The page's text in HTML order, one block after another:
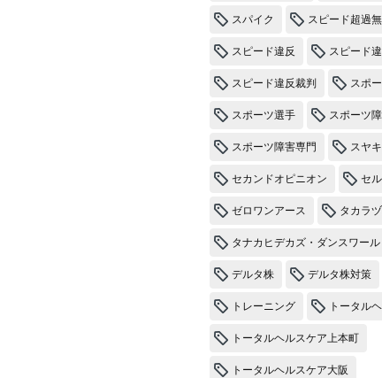
スパイク スピード超過
スピード違反 スピード
スピード違反裁判 スポ
スポーツ選手 スポーツ
スポーツ障害専門 スヤキ
セカンドオピニオン セ
ゼロワンアース タカラ
タナカヒデカズ・ダンスワール
デルタ株 デルタ株対策
トレーニング トータル
トータルヘルスケア上本町
トータルヘルスケア大阪